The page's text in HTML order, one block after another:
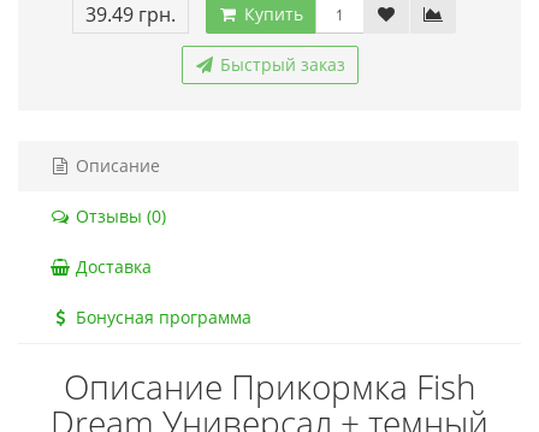
39.49 грн. Купить
Быстрый заказ
Описание
Отзывы (0)
Доставка
Бонусная программа
Описание Прикормка Fish
Dream Универсал + темный